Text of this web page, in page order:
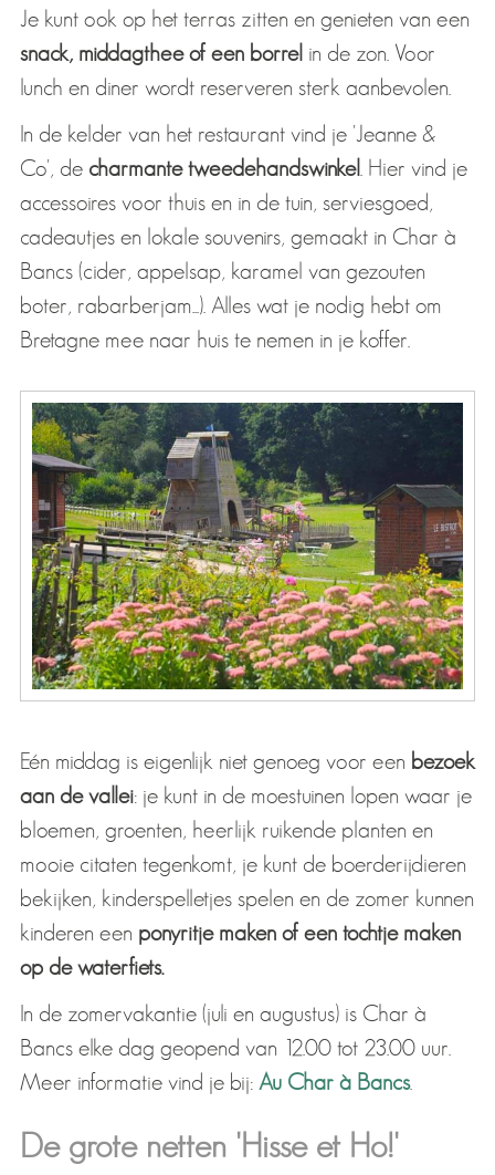
Je kunt ook op het terras zitten en genieten van een
snack, middagthee of een borrel in de zon. Voor
lunch en diner wordt reserveren sterk aanbevolen.
In de kelder van het restaurant vind je 'Jeanne &
Co', de charmante tweedehandswinkel . Hier vind je
accessoires voor thuis en in de tuin, serviesgoed,
cadeautjes en lokale souvenirs, gemaakt in Char à
Bancs (cider, appelsap, karamel van gezouten
boter, rabarberjam...). Alles wat je nodig hebt om
Bretagne mee naar huis te nemen in je koffer.
Eén middag is eigenlijk niet genoeg voor een bezoek
aan de vallei: je kunt in de moestuinen lopen waar je
bloemen, groenten, heerlijk ruikende planten en
mooie citaten tegenkomt, je kunt de boerderijdieren
bekijken, kinderspelletjes spelen en de zomer kunnen
kinderen een ponyritje maken of een tochtje maken
op de waterfiets.
In de zomervakantie (juli en augustus) is Char à
Bancs elke dag geopend van 12.00 tot 23.00 uur.
Meer informatie vind je bij: Au Char à Bancs.
De grote netten 'Hisse et Ho!'